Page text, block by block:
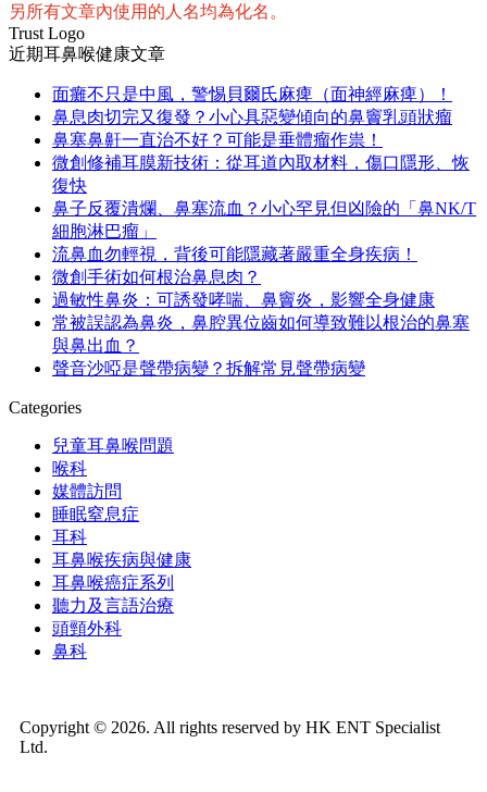
另所有文章內使用的人名均為化名。
Trust Logo
近期耳鼻喉健康文章
面癱不只是中風，警惕貝爾氏麻痺（面神經麻痺）！
鼻息肉切完又復發？小心具惡變傾向的鼻竇乳頭狀瘤
鼻塞鼻鼾一直治不好？可能是垂體瘤作祟！
微創修補耳膜新技術：從耳道內取材料，傷口隱形、恢
復快
鼻子反覆潰爛、鼻塞流血？小心罕見但凶險的「鼻NK/T
細胞淋巴瘤」
流鼻血勿輕視，背後可能隱藏著嚴重全身疾病！
微創手術如何根治鼻息肉？
過敏性鼻炎：可誘發哮喘、鼻竇炎，影響全身健康
常被誤認為鼻炎，鼻腔異位齒如何導致難以根治的鼻塞
與鼻出血？
聲音沙啞是聲帶病變？拆解常見聲帶病變
Categories
兒童耳鼻喉問題
喉科
媒體訪問
睡眠窒息症
耳科
耳鼻喉疾病與健康
耳鼻喉癌症系列
聽力及言語治療
頭頸外科
鼻科
Copyright © 2026. All rights reserved by HK ENT Specialist
Ltd.